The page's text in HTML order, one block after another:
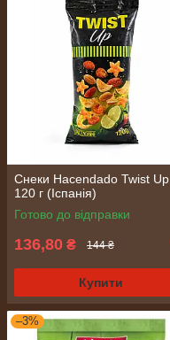
Снеки Hacendado Twist Up
120 г (Іспанія)
Готово до відправки
136,80 ₴ 144 ₴
Купити
–3%